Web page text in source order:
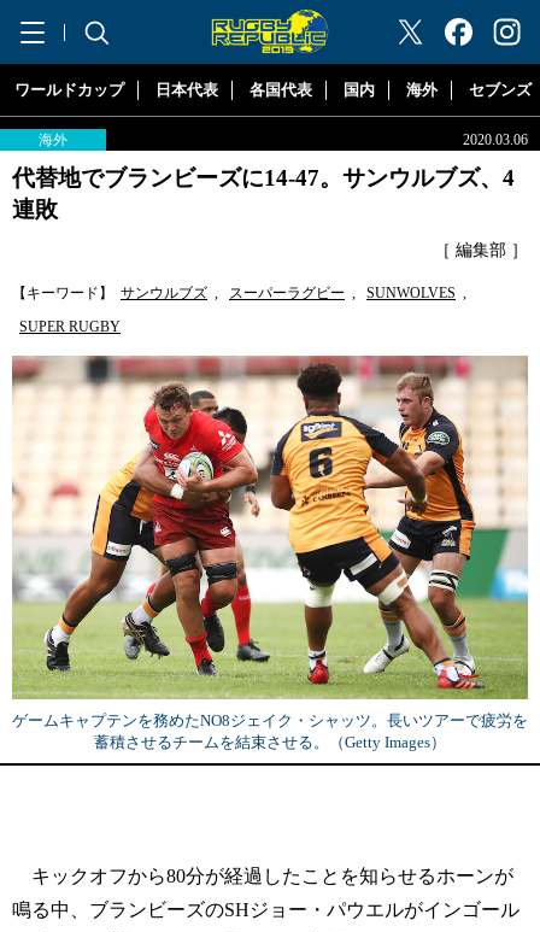
"ラグビーリパブリック"
ワールドカップ 日本代表 各国代表 国内 海外 セブンズ
海外 2020.03.06
代替地でブランビーズに14-47。サンウルブズ、4
連敗
［ 編集部 ］
【キーワード】 サンウルブズ , スーパーラグビー , SUNWOLVES ,
SUPER RUGBY
ゲームキャプテンを務めたNO8ジェイク・シャッツ。長いツアーで疲労を
蓄積させるチームを結束させる。（Getty Images）
キックオフから80分が経過したことを知らせるホーンが
鳴る中、ブランビーズのSHジョー・パウエルがインゴール